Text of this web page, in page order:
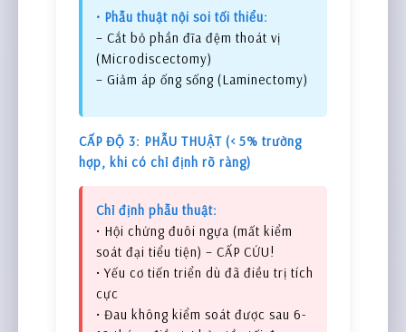
• Phẫu thuật nội soi tối thiểu:
– Cắt bỏ phần đĩa đệm thoát vị
(Microdiscectomy)
– Giảm áp ống sống (Laminectomy)
CẤP ĐỘ 3: PHẪU THUẬT (< 5% trường
hợp, khi có chỉ định rõ ràng)
Chỉ định phẫu thuật:
• Hội chứng đuôi ngựa (mất kiểm
soát đại tiểu tiện) – CẤP CỨU!
• Yếu cơ tiến triển dù đã điều trị tích
cực
• Đau không kiểm soát được sau 6-